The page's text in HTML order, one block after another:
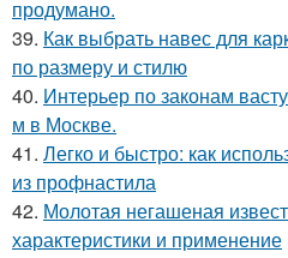
продумано.
39. Как выбрать навес для
по размеру и стилю
40. Интерьер по законам
м в Москве.
41. Легко и быстро: как
из профнастила
42. Молотая негашеная
характеристики и применение